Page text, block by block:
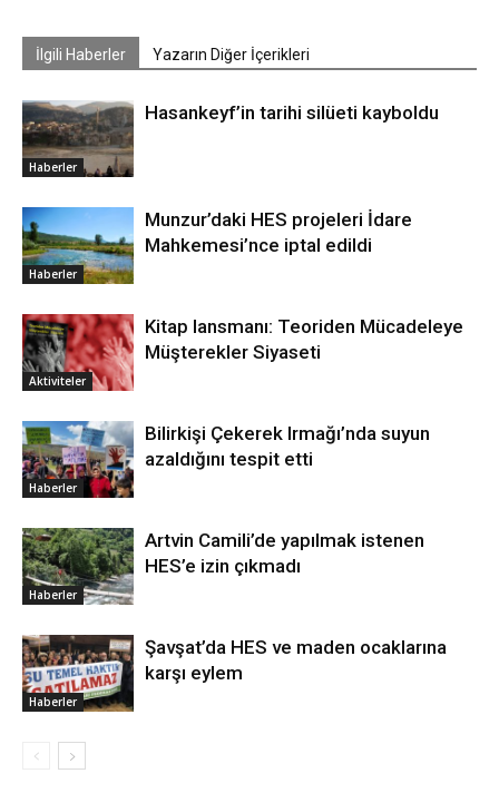
İlgili Haberler Yazarın Diğer İçerikleri
Haberler
Hasankeyf’in tarihi silüeti kayboldu
Haberler
Munzur’daki HES projeleri İdare
Mahkemesi’nce iptal edildi
Aktiviteler
Kitap lansmanı: Teoriden Mücadeleye
Müşterekler Siyaseti
Haberler
Bilirkişi Çekerek Irmağı’nda suyun
azaldığını tespit etti
Haberler
Artvin Camili’de yapılmak istenen
HES’e izin çıkmadı
Haberler
Şavşat’da HES ve maden ocaklarına
karşı eylem